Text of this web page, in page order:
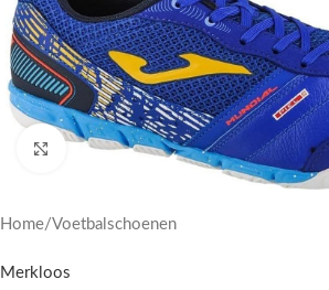
Click to enlarge
Home/Voetbalschoenen
Merkloos